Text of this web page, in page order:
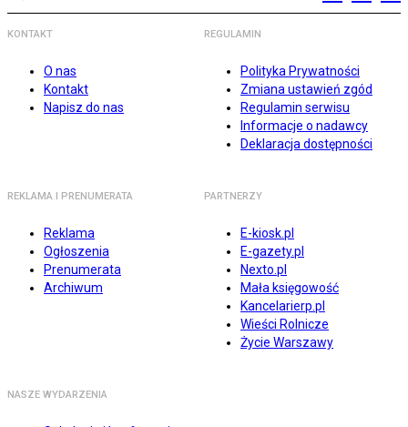
KONTAKT
O nas
Kontakt
Napisz do nas
REGULAMIN
Polityka Prywatności
Zmiana ustawień zgód
Regulamin serwisu
Informacje o nadawcy
Deklaracja dostępności
REKLAMA I PRENUMERATA
Reklama
Ogłoszenia
Prenumerata
Archiwum
PARTNERZY
E-kiosk.pl
E-gazety.pl
Nexto.pl
Mała księgowość
Kancelarierp.pl
Wieści Rolnicze
Życie Warszawy
NASZE WYDARZENIA